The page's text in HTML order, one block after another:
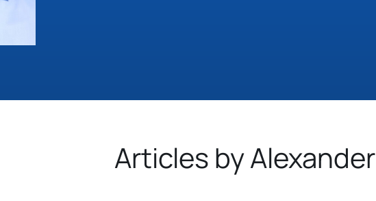
Articles by Alexander